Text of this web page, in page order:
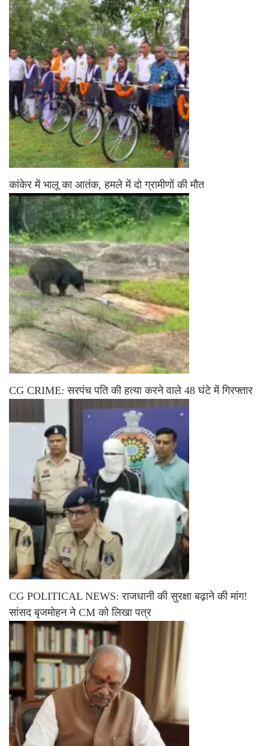
कांकेर में भालू का आतंक, हमले में दो ग्रामीणों की मौत
CG CRIME: सरपंच पति की हत्या करने वाले 48 घंटे में गिरफ्तार
CG POLITICAL NEWS: राजधानी की सुरक्षा बढ़ाने की मांग!
सांसद बृजमोहन ने CM को लिखा पत्र